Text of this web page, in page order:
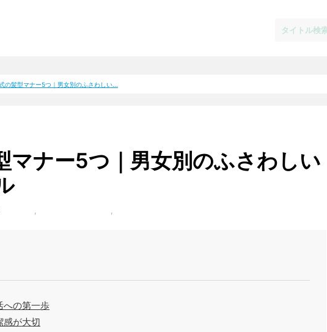
の髪型マナー5つ｜男女別のふさわしい...
マナー5つ｜男女別のふさわしい
への第一歩
感が大切